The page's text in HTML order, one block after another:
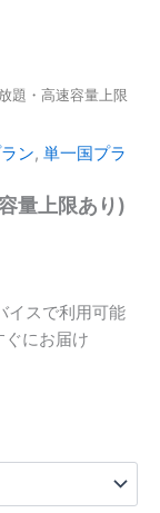
題・高速容量上限
ン, 単一国プラ
量上限あり)
イスで利用可能
ぐにお届け